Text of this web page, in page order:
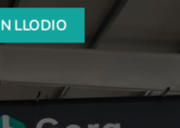
LLODIO